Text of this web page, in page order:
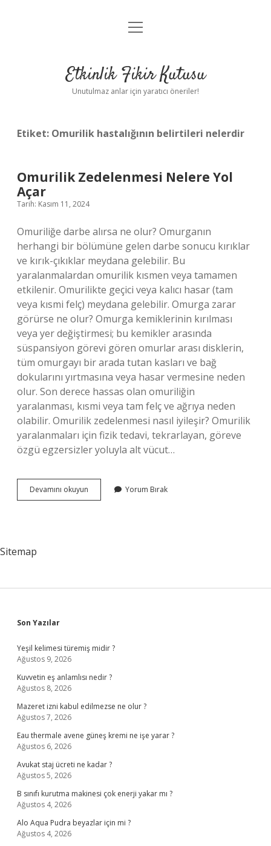
Anasayfa
Yasal Uyarı
menüyü
Etkinlik Fikir Kutusu
Unutulmaz anlar için yaratıcı öneriler!
Etiket: Omurilik hastalığının belirtileri nelerdir
Omurilik Zedelenmesi Nelere Yol
Açar
Tarih: Kasım 11, 2024
Omuriliğe darbe alırsa ne olur? Omurganın
herhangi bir bölümüne gelen darbe sonucu kırıklar
ve kırık-çıkıklar meydana gelebilir. Bu
yaralanmalardan omurilik kısmen veya tamamen
etkilenir. Omurilikte geçici veya kalıcı hasar (tam
veya kısmi felç) meydana gelebilir. Omurga zarar
görürse ne olur? Omurga kemiklerinin kırılması
veya yer değiştirmesi; bu kemikler arasında
süspansiyon görevi gören omurlar arası disklerin,
tüm omurgayı bir arada tutan kasları ve bağ
dokularını yırtmasına veya hasar vermesine neden
olur. Son derece hassas olan omuriliğin
yaralanması, kısmi veya tam felç ve ağrıya neden
olabilir. Omurilik zedelenmesi nasıl iyileşir? Omurilik
yaralanmaları için fizik tedavi, tekrarlayan, göreve
özgü egzersizler yoluyla alt vücut…
Devamını okuyun Omurilik
Zedelenmesi
Yorum Bırak
Sitemap
Sidebar
Son Yazılar
Yeşil kelimesi türemiş midir ?
Ağustos 9, 2026
Kuvvetin eş anlamlısı nedir ?
Ağustos 8, 2026
Mazeret izni kabul edilmezse ne olur ?
Ağustos 7, 2026
Eau thermale avene güneş kremi ne işe yarar ?
Ağustos 6, 2026
Avukat staj ücreti ne kadar ?
Ağustos 5, 2026
B sınıfı kurutma makinesi çok enerji yakar mı ?
Ağustos 4, 2026
Alo Aqua Pudra beyazlar için mi ?
Ağustos 4, 2026